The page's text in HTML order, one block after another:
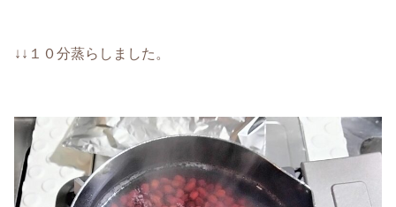
↓↓１０分蒸らしました。